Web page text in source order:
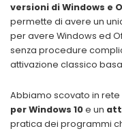
versioni di Windows e
permette di avere un
per avere Windows ed
senza procedure
attivazione classico
Abbiamo scovato in
per Windows 10e un
pratica dei programmi